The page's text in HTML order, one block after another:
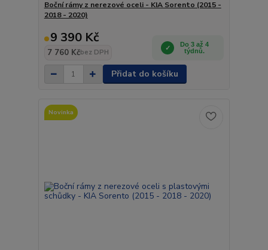
Boční rámy z nerezové oceli - KIA Sorento (2015 -
2018 - 2020)
9 390 Kč
7 760 Kčbez DPH
Do 3 až 4
týdnů.
Přidat do košíku
Novinka